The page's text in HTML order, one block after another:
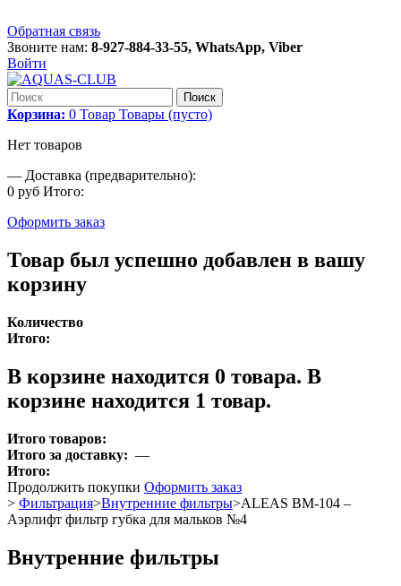
Обратная связь
Звоните нам: 8-927-884-33-55, WhatsApp, Viber
Войти
Поиск
Корзина: 0 Товар Товары (пусто)
Нет товаров
— Доставка (предварительно):
0 руб Итого:
Оформить заказ
Товар был успешно добавлен в вашу
корзину
Количество
Итого:
В корзине находится 0 товара. В
корзине находится 1 товар.
Итого товаров:
Итого за доставку: —
Итого:
Продолжить покупки Оформить заказ
> Фильтрация>Внутренние фильтры>ALEAS BM-104 –
Аэрлифт фильтр губка для мальков №4
Внутренние фильтры